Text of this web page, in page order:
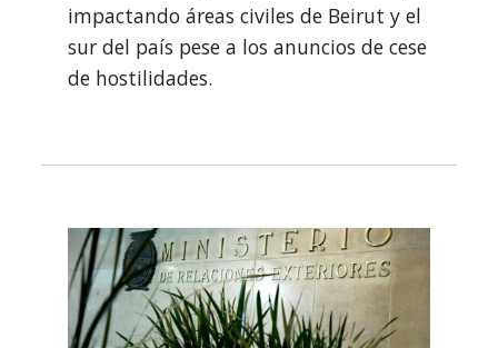
impactando áreas civiles de Beirut y el
sur del país pese a los anuncios de cese
de hostilidades.